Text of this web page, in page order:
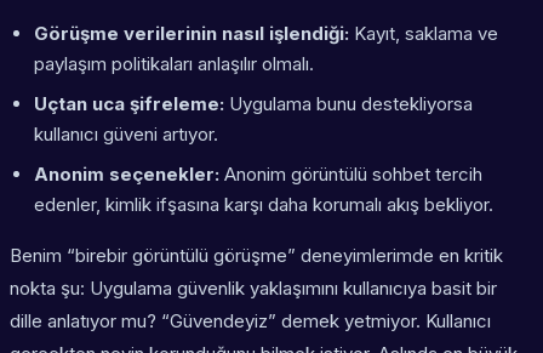
Görüşme verilerinin nasıl işlendiği: Kayıt, saklama ve
paylaşım politikaları anlaşılır olmalı.
Uçtan uca şifreleme: Uygulama bunu destekliyorsa
kullanıcı güveni artıyor.
Anonim seçenekler: Anonim görüntülü sohbet tercih
edenler, kimlik ifşasına karşı daha korumalı akış bekliyor.
Benim “birebir görüntülü görüşme” deneyimlerimde en kritik
nokta şu: Uygulama güvenlik yaklaşımını kullanıcıya basit bir
dille anlatıyor mu? “Güvendeyiz” demek yetmiyor. Kullanıcı